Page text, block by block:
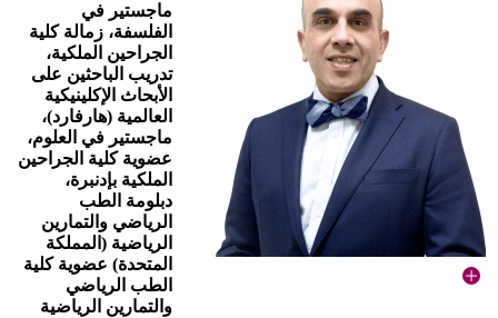
ماجستير في
الفلسفة، زمالة كلية
الجراحين الملكية،
تدريب الباحثين على
الأبحاث الإكلينيكية
العالمية (هارفارد)،
ماجستير في العلوم،
عضوية كلية الجراحين
الملكية بإدنبرة،
دبلومة الطب
الرياضي والتمارين
الرياضية (المملكة
المتحدة) عضوية كلية
الطب الرياضي
والتمارين الرياضية